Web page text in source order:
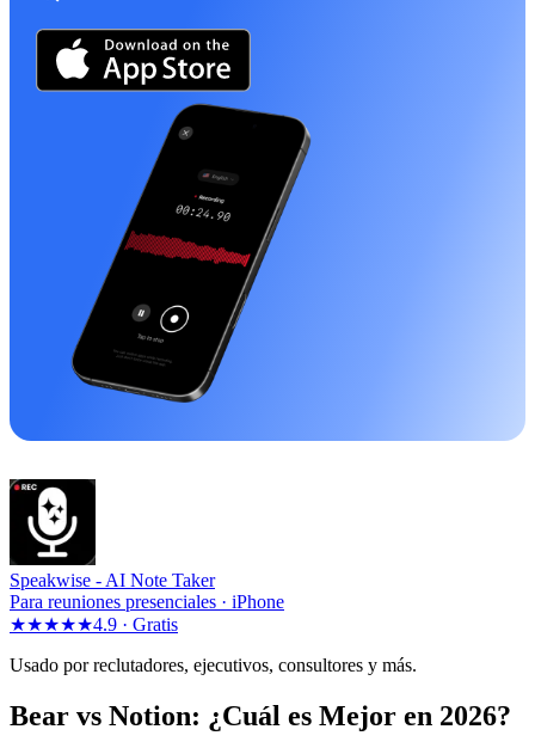
Speakwise - AI Note Taker
Para reuniones presenciales · iPhone
★★★★★4.9 · Gratis
Usado por reclutadores, ejecutivos, consultores y más.
Bear vs Notion: ¿Cuál es Mejor en 2026?